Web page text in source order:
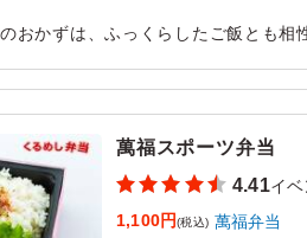
おかずは、ふっくらしたご飯とも
萬福スポーツ弁当
4.41イ
1,100円(税込) 萬福弁当